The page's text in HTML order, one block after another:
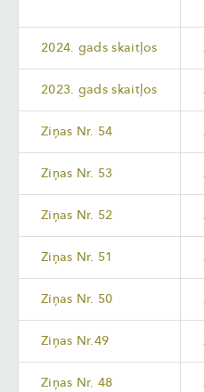
2024. gads skaitļos
2023. gads skaitļos
Ziņas Nr. 54
Ziņas Nr. 53
Ziņas Nr. 52
Ziņas Nr. 51
Ziņas Nr. 50
Ziņas Nr.49
Ziņas Nr. 48